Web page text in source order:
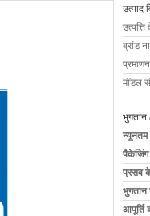
उत्पाद
ब्रांड
मॉडल
भुगतान
न्यूनतम
पैकेजिंग
प्रसव
भुगतान
आपूर्ति